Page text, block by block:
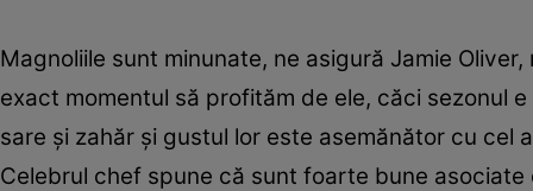
Magnoliile sunt minunate, ne asigură Jamie
exact momentul să profităm de ele, căci sezonul
sare şi zahăr şi gustul lor este asemănător cu cel
Celebrul chef spune că sunt foarte bune